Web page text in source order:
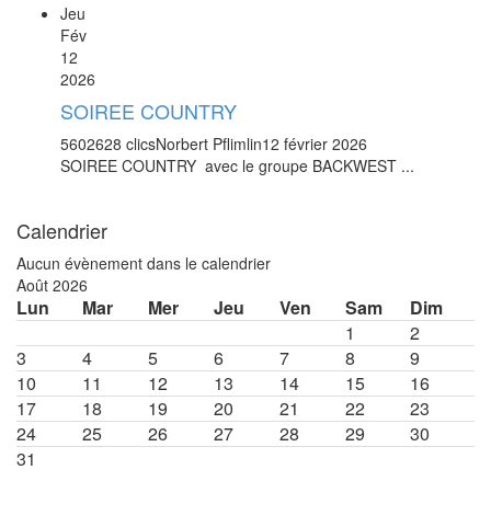
Jeu
Fév
12
2026
SOIREE COUNTRY
5602628 clicsNorbert Pflimlin12 février 2026
SOIREE COUNTRY avec le groupe BACKWEST ...
Calendrier
Aucun évènement dans le calendrier
Août 2026
Lun Mar Mer Jeu Ven Sam
Dim
1
2
3
4 5 6 7 8
9
10
11 12 13 14 15
16
17
18 19 20 21 22
23
24
25 26 27 28 29
30
31